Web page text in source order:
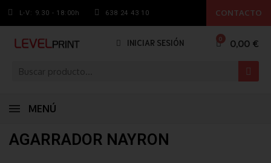
L-V: 9.30 - 18:00h 638 24 43 10 CONTACTO
INICIAR SESIÓN 0,00 €
MENÚ
AGARRADOR NAYRON